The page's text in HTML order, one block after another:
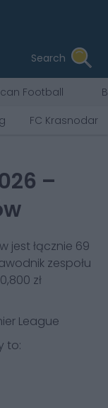
Search
Football
FC Krasnodar
–
jest łącznie 69
zespołu
zł
League
to: